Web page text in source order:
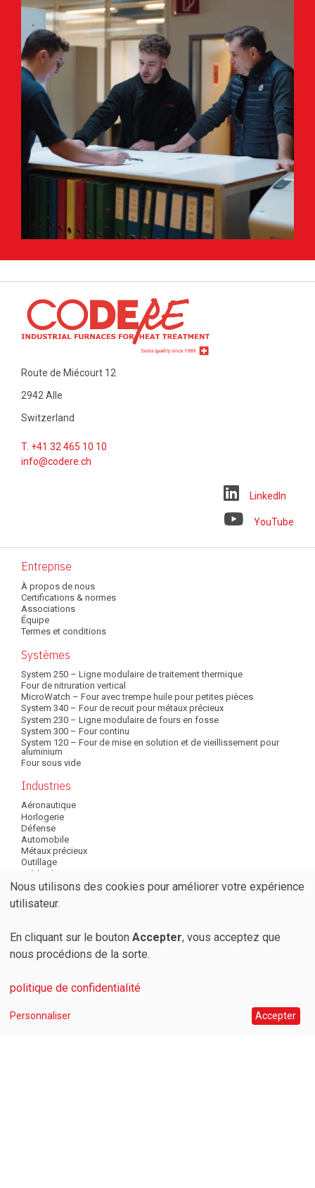
Route de Miécourt 12
2942 Alle
Switzerland
T. +41 32 465 10 10
info@codere.ch
LinkedIn
YouTube
Main
navigation
Entreprise
À propos de nous
Certifications & normes
Associations
Équipe
Termes et conditions
Systèmes
System 250 – Ligne modulaire de traitement thermique
Four de nitruration vertical
MicroWatch – Four avec trempe huile pour petites pièces
System 340 – Four de recuit pour métaux précieux
System 230 – Ligne modulaire de fours en fosse
System 300 – Four continu
System 120 – Four de mise en solution et de vieillissement pour
aluminium
Four sous vide
Industries
Aéronautique
Horlogerie
Défense
Automobile
Métaux précieux
Outillage
Médical
Services
Maintenance préventive
Formation et conseil métallurgique
Cartographie thermique des fours
Pièces de rechange
Utilisation
des
données
personnelles
et
Nous utilisons des cookies pour améliorer votre expérience
utilisateur.
En cliquant sur le bouton Accepter, vous acceptez que
nous procédions de la sorte.
politique de confidentialité
Personnaliser Accepter